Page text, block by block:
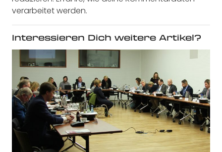
verarbeitet werden.
Interessieren Dich weitere Artikel?